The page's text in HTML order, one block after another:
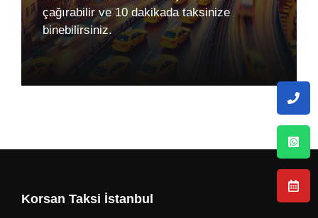
çağırabilir ve 10 dakikada taksinize
binebilirsiniz.
Korsan Taksi İstanbul